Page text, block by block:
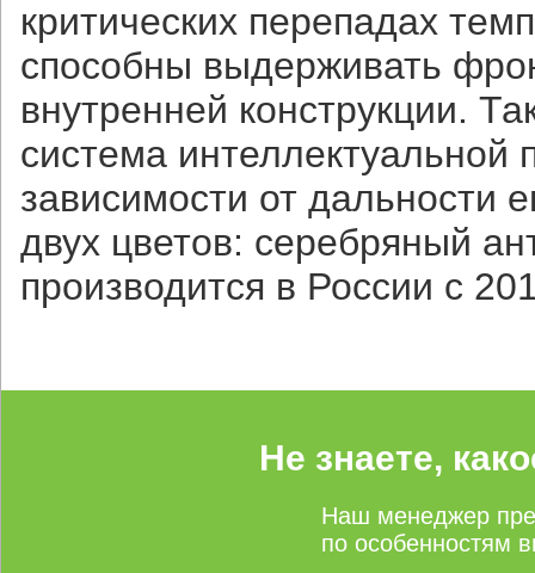
критических перепадах
способны выдерживать
внутренней конструкции.
система интеллектуальной
зависимости от дальности
двух цветов: серебряный
производится в России с
Не знаете,
Наш менеджер
по особенностям